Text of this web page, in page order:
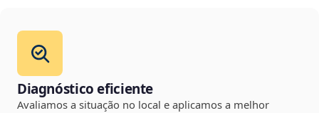
Diagnóstico eficiente
Avaliamos a situação no local e aplicamos a melhor